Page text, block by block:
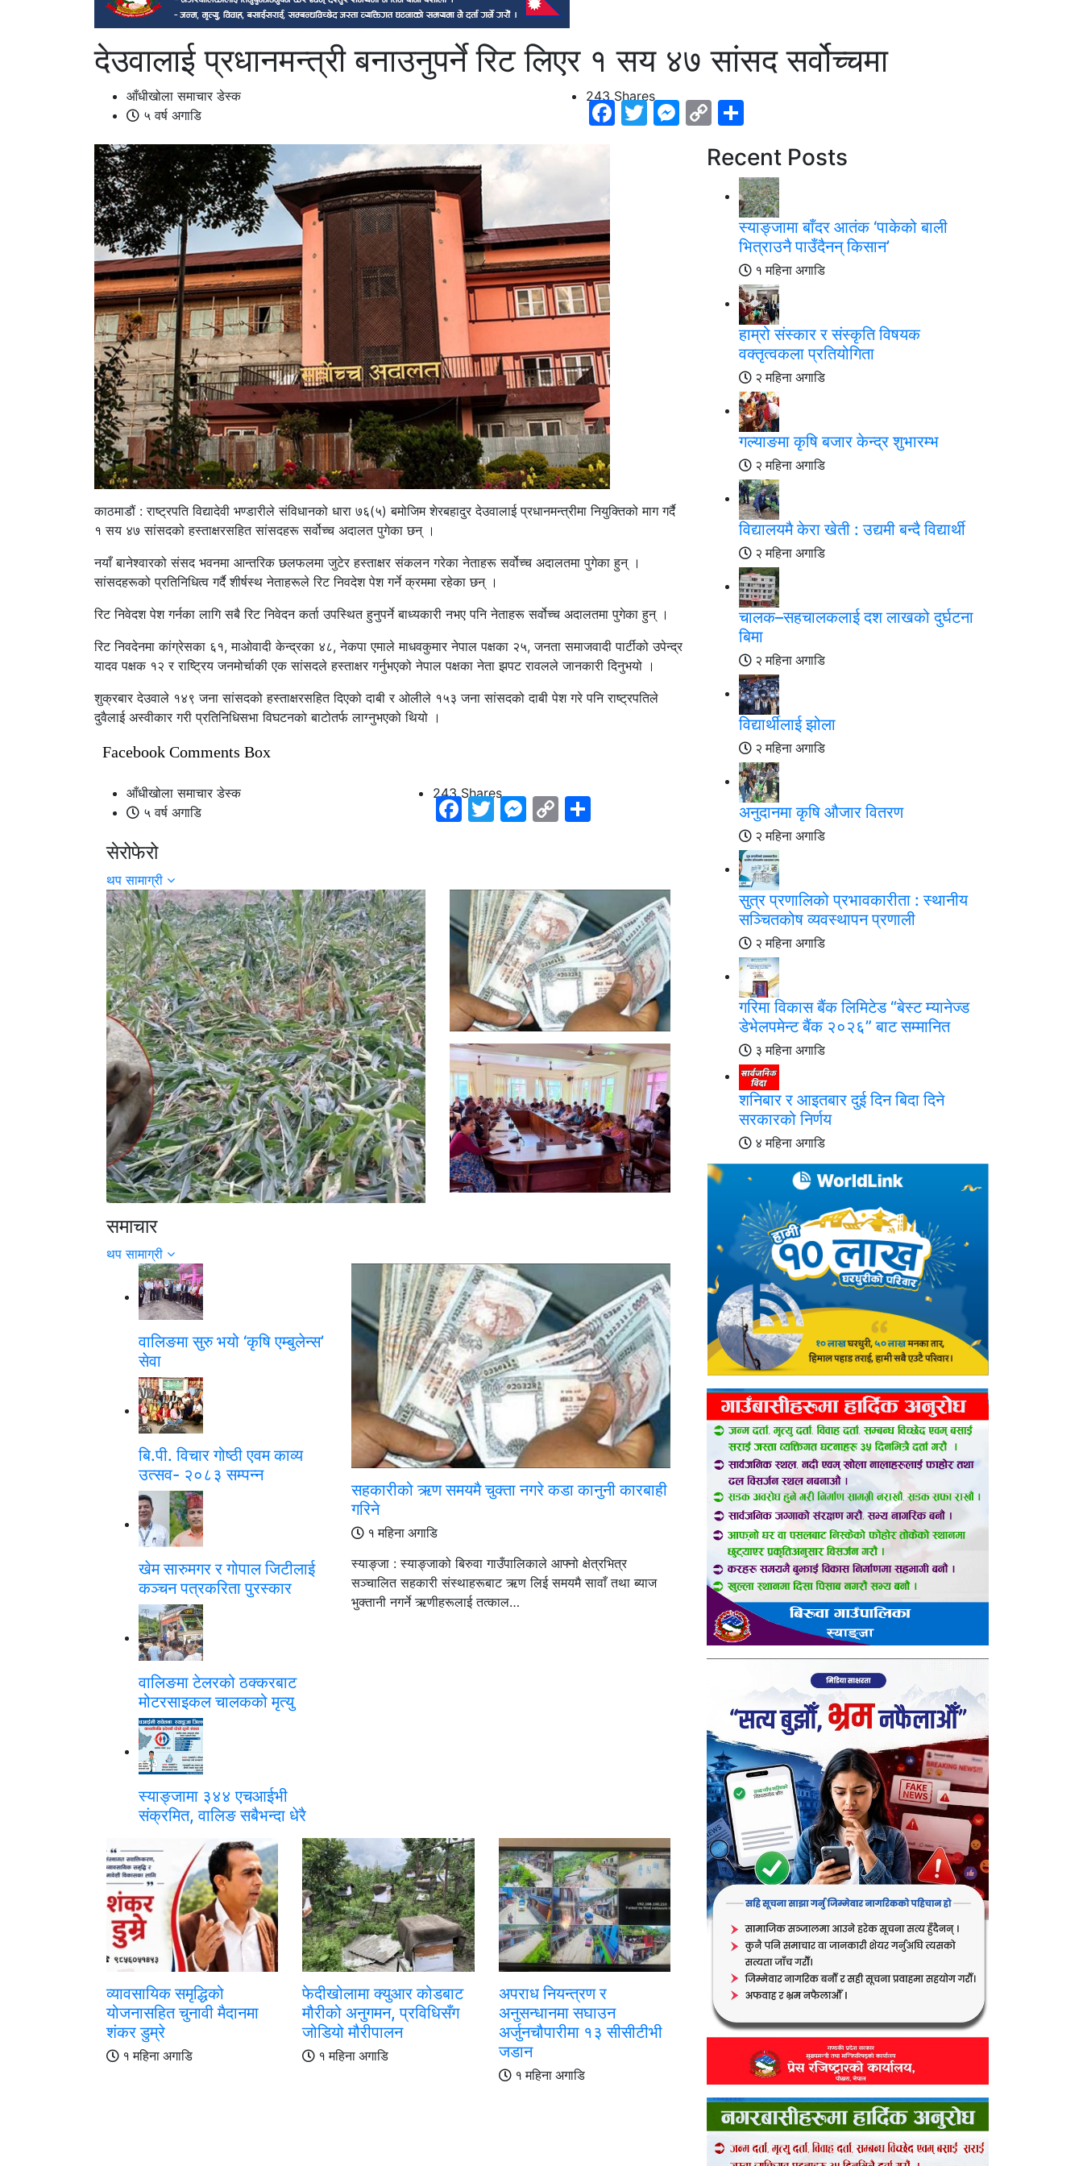
देउवालाई प्रधानमन्त्री बनाउनुपर्ने रिट लिएर १ सय ४७ सांसद सर्वोच्चमा
आँधीखोला समाचार डेस्क
५ वर्ष अगाडि
243Shares
Facebook
Twitter
Messenger
Copy
काठमाडौं : राष्ट्रपति विद्यादेवी भण्डारीले संविधानको धारा ७६(५) बमोजिम शेरबहादुर देउवालाई प्रधानमन्त्रीमा नियुक्तिको माग गर्दै
१ सय ४७ सांसदको हस्ताक्षरसहित सांसदहरू सर्वोच्च अदालत पुगेका छन् ।
नयाँ बानेश्वारको संसद भवनमा आन्तरिक छलफलमा जुटेर हस्ताक्षर संकलन गरेका नेताहरू सर्वोच्च अदालतमा पुगेका हुन् ।
सांसदहरूको प्रतिनिधित्व गर्दै शीर्षस्थ नेताहरूले रिट निवदेश पेश गर्ने क्रममा रहेका छन् ।
रिट निवेदश पेश गर्नका लागि सबै रिट निवेदन कर्ता उपस्थित हुनुपर्ने बाध्यकारी नभए पनि नेताहरू सर्वोच्च अदालतमा पुगेका हुन् ।
रिट निवदेनमा कांग्रेसका ६१, माओवादी केन्द्रका ४८, नेकपा एमाले माधवकुमार नेपाल पक्षका २५, जनता समाजवादी पार्टीको उपेन्द्र
यादव पक्षक १२ र राष्ट्रिय जनमोर्चाकी एक सांसदले हस्ताक्षर गर्नुभएको नेपाल पक्षका नेता झपट रावलले जानकारी दिनुभयो ।
शुक्रबार देउवाले १४९ जना सांसदको हस्ताक्षरसहित दिएको दाबी र ओलीले १५३ जना सांसदको दाबी पेश गरे पनि राष्ट्रपतिले
दुवैलाई अस्वीकार गरी प्रतिनिधिसभा विघटनको बाटोतर्फ लाग्नुभएको थियो ।
Facebook Comments Box
आँधीखोला समाचार डेस्क
५ वर्ष अगाडि
243Shares
Facebook
Twitter
Messenger
Copy
सेरोफेरो
थप सामाग्री
पाउँदैनन् किसान’
सहकारीको ऋण समयमै चुक्ता नगरे
कडा कानुनी कारबाही गरिने
समाचार
थप सामाग्री
वालिङमा सुरु भयो ‘कृषि एम्बुलेन्स’
सेवा
बि.पी. विचार गोष्ठी एवम काव्य
उत्सव- २०८३ सम्पन्न
खेम सारुमगर र गोपाल जिटीलाई
कञ्चन पत्रकरिता पुरस्कार
वालिङमा टेलरको ठक्करबाट
मोटरसाइकल चालकको मृत्यु
स्याङ्जामा ३४४ एचआईभी
संक्रमित, वालिङ सबैभन्दा धेरै
सहकारीको ऋण समयमै चुक्ता नगरे कडा कानुनी कारबाही
गरिने
१ महिना अगाडि
स्याङ्जा : स्याङ्जाको बिरुवा गाउँपालिकाले आफ्नो क्षेत्रभित्र
सञ्चालित सहकारी संस्थाहरूबाट ऋण लिई समयमै सावाँ तथा ब्याज
भुक्तानी नगर्ने ऋणीहरूलाई तत्काल…
व्यावसायिक समृद्धिको
योजनासहित चुनावी मैदानमा
शंकर डुम्रे
१ महिना अगाडि
फेदीखोलामा क्युआर कोडबाट
मौरीको अनुगमन, प्रविधिसँग
जोडियो मौरीपालन
१ महिना अगाडि
अपराध नियन्त्रण र
अनुसन्धानमा सघाउन
अर्जुनचौपारीमा १३ सीसीटीभी
जडान
१ महिना अगाडि
Recent Posts
स्याङ्जामा बाँदर आतंक ‘पाकेको बाली
भित्राउनै पाउँदैनन् किसान’
१ महिना अगाडि
हाम्रो संस्कार र संस्कृति विषयक
वक्तृत्वकला प्रतियोगिता
२ महिना अगाडि
गल्याङमा कृषि बजार केन्द्र शुभारम्भ
२ महिना अगाडि
विद्यालयमै केरा खेती : उद्यमी बन्दै विद्यार्थी
२ महिना अगाडि
चालक–सहचालकलाई दश लाखको दुर्घटना
बिमा
२ महिना अगाडि
विद्यार्थीलाई झोला
२ महिना अगाडि
अनुदानमा कृषि औजार वितरण
२ महिना अगाडि
सुत्र प्रणालिको प्रभावकारीता : स्थानीय
सञ्चितकोष व्यवस्थापन प्रणाली
२ महिना अगाडि
गरिमा विकास बैंक लिमिटेड “बेस्ट म्यानेज्ड
डेभेलपमेन्ट बैंक २०२६” बाट सम्मानित
३ महिना अगाडि
शनिबार र आइतबार दुई दिन बिदा दिने
सरकारको निर्णय
४ महिना अगाडि